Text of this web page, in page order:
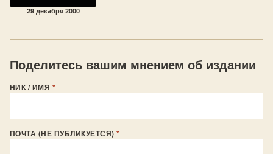
29 декабря 2000
Поделитесь вашим мнением об издании
НИК / ИМЯ *
ПОЧТА (НЕ ПУБЛИКУЕТСЯ)*